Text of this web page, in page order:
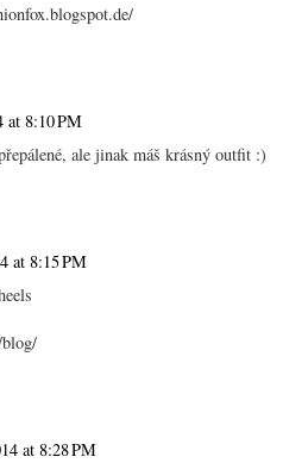
at 8:10 PM
ale jinak máš krásný outfit :)
at 8:15 PM
at 8:28 PM